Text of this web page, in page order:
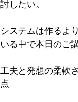
討したい。
システムは作るよ
いる中で本日のご
工夫と発想の柔軟
点